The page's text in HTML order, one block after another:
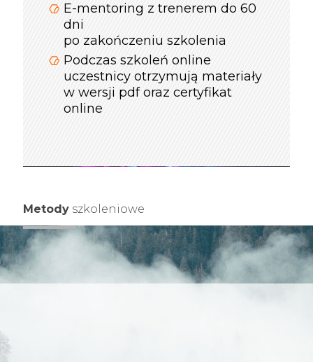
E-mentoring z trenerem do 60
dni
po zakończeniu szkolenia
Podczas szkoleń online
uczestnicy otrzymują materiały
w wersji pdf oraz certyfikat
online
Metody szkoleniowe